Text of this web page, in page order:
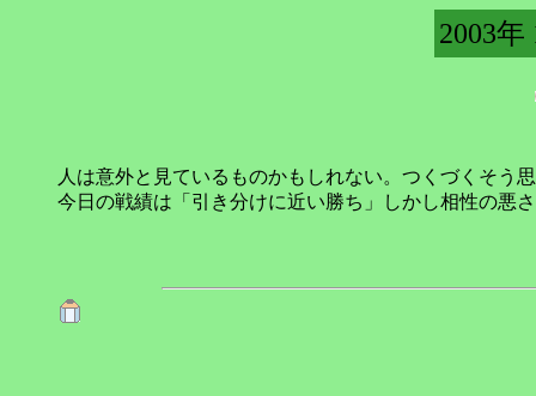
2003年
人は意外と見ているものかもしれない。つくづくそう
今日の戦績は「引き分けに近い勝ち」しかし相性の悪